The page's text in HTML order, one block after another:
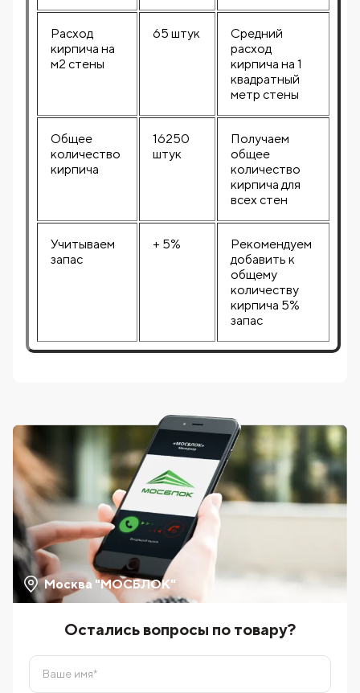
Расход
кирпича на
м2 стены
65 штук
Средний
расход
кирпича на 1
квадратный
метр стены
Общее
количество
кирпича
16250
штук
Получаем
общее
количество
кирпича для
всех стен
Учитываем
запас
+ 5%
Рекомендуем
добавить к
общему
количеству
кирпича 5%
запас
Москва "МОСБЛОК"
Остались вопросы по товару?